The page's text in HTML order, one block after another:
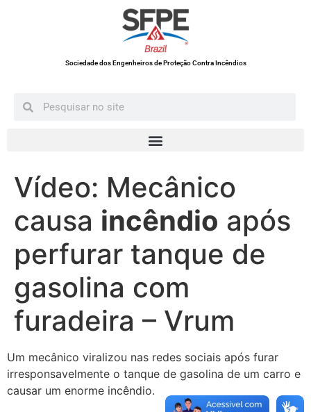
Sociedade dos Engenheiros de Proteção Contra Incêndios
Vídeo: Mecânico
causa incêndio após
perfurar tanque de
gasolina com
furadeira – Vrum
Um mecânico viralizou nas redes sociais após furar
irresponsavelmente o tanque de gasolina de um carro e
causar um enorme incêndio.